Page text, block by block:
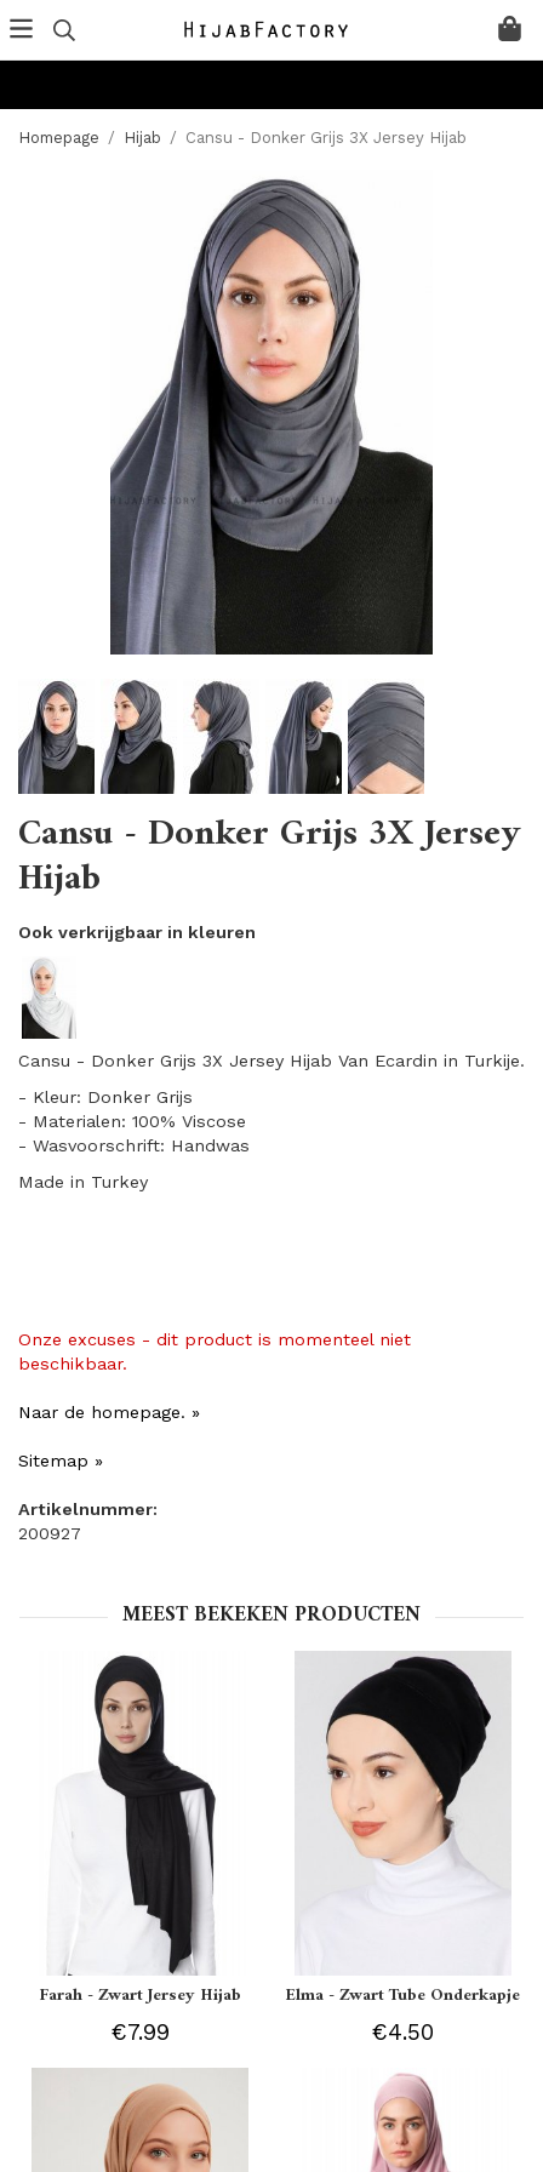
Homepage / Hijab / Cansu - Donker Grijs 3X Jersey Hijab
Cansu - Donker Grijs 3X Jersey
Hijab
Ook verkrijgbaar in kleuren
Cansu - Donker Grijs 3X Jersey Hijab Van Ecardin in Turkije.
- Kleur: Donker Grijs
- Materialen: 100% Viscose
- Wasvoorschrift: Handwas
Made in Turkey
Onze excuses - dit product is momenteel niet
beschikbaar.
Naar de homepage. »
Sitemap »
Artikelnummer:
200927
MEEST BEKEKEN PRODUCTEN
Farah - Zwart Jersey Hijab
€7.99
Elma - Zwart Tube Onderkapje
€4.50